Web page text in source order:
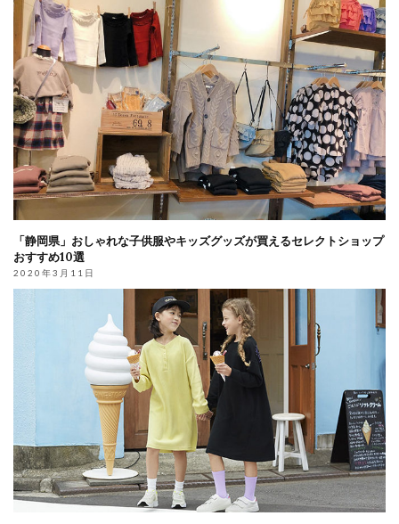
「静岡県」おしゃれな子供服やキッズグッズが買えるセレクトショップ
おすすめ10選
2020年3月11日